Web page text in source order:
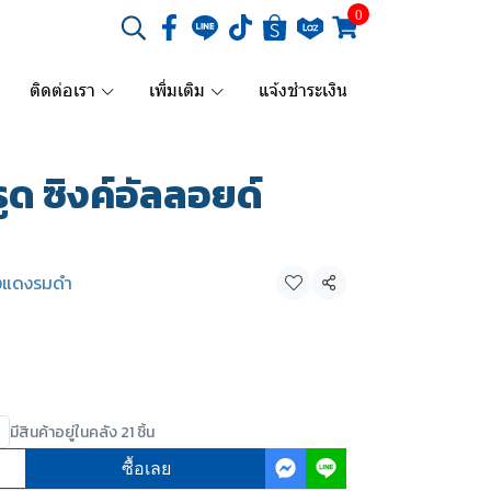
0
ติดต่อเรา เพิ่มเติม แจ้งชำระเงิน
ด ซิงค์อัลลอยด์
ดงรมดำ แชร์
มีสินค้าอยู่ในคลัง 21 ชิ้น
ซื้อเลย